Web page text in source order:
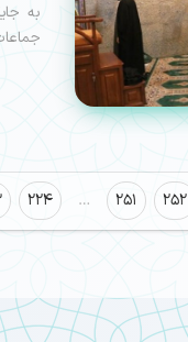
به
224 … 251 252